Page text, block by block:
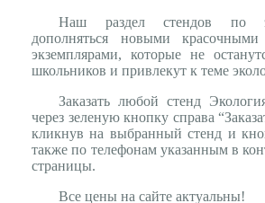
Наш раздел стендов по
дополняться новыми
экземплярами, которые не
школьников и привлекут к теме
Заказать любой стенд
через зеленую кнопку справа
кликнув на выбранный стенд и
также по телефонам указанным в
страницы.
Все цены на сайте актуальны!